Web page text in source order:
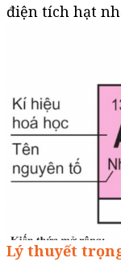
điện tích hạt
Lý thuyết